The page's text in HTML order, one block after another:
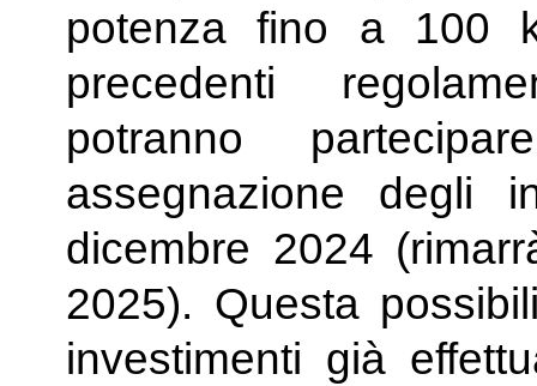
potenza fino a 100
precedenti
potranno
assegnazione degli
dicembre 2024
2025). Questa
investimenti già